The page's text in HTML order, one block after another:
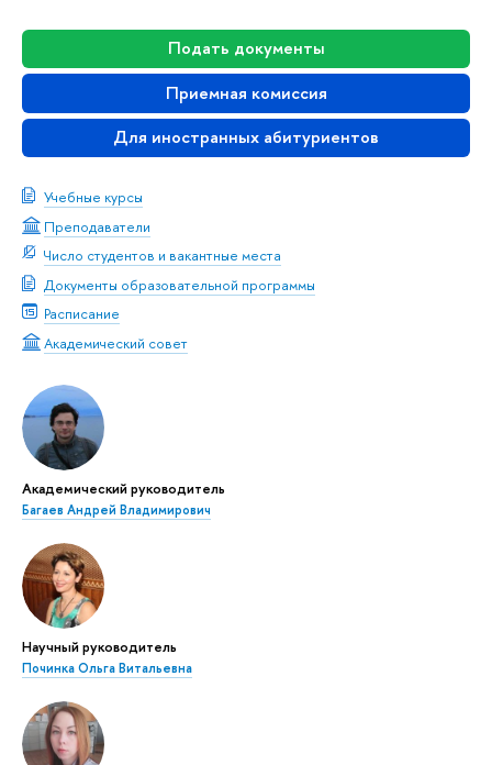
Подать документы
Приемная комиссия
Для иностранных абитуриентов
Учебные курсы
Преподаватели
Число студентов и вакантные места
Документы образовательной программы
Расписание
Академический совет
Академический руководитель
Багаев Андрей Владимирович
Научный руководитель
Починка Ольга Витальевна